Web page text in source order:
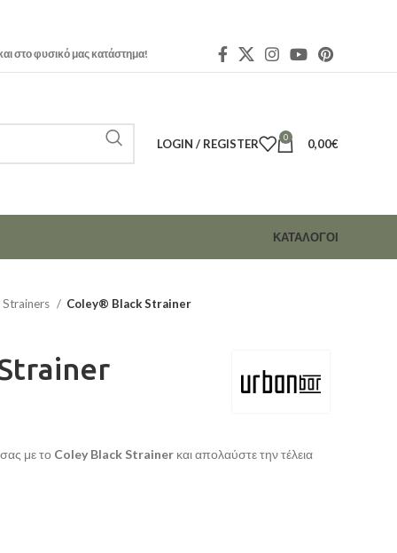
στο φυσικό μας κατάστημα!
LOGIN / REGISTER 0 0,00€
ΚΑΤΑΛΟΓΟΙ
Strainers Coley® Black Strainer
με το Coley Black Strainer και απολαύστε την τέλεια